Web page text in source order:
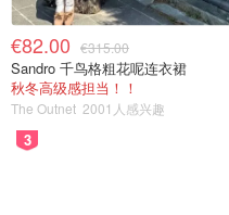
€82.00 €315.00
Sandro 千鸟格粗花呢连衣裙
秋冬高级感担当！！
The Outnet 2001人感兴趣
3